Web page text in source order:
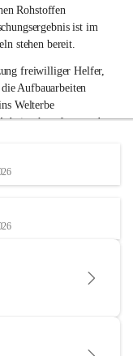
Rohstoffen
ist im
stehen bereit.
freiwilliger Helfer,
Aufbauarbeiten
Welterbe
sehr erfreut und
Innovation